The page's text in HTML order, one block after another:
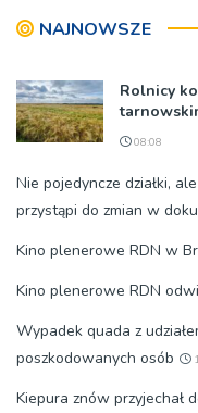
NAJNOWSZE
Rolnicy
08:08
Nie pojedyncze działki,
przystąpi do zmian w
Kino plenerowe RDN w
Kino plenerowe RDN
Wypadek quada z
poszkodowanych osób
Kiepura znów przyjechał